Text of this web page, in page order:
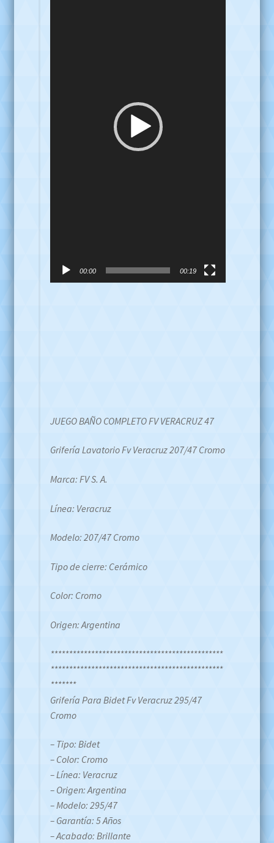
00:00 00:19
JUEGO BAÑO COMPLETO FV VERACRUZ 47
Grifería Lavatorio Fv Veracruz 207/47 Cromo
Marca: FV S. A.
Línea: Veracruz
Modelo: 207/47 Cromo
Tipo de cierre: Cerámico
Color: Cromo
Origen: Argentina
***********************************************
***********************************************
*******
Grifería Para Bidet Fv Veracruz 295/47
Cromo
– Tipo: Bidet
– Color: Cromo
– Línea: Veracruz
– Origen: Argentina
– Modelo: 295/47
– Garantía: 5 Años
– Acabado: Brillante